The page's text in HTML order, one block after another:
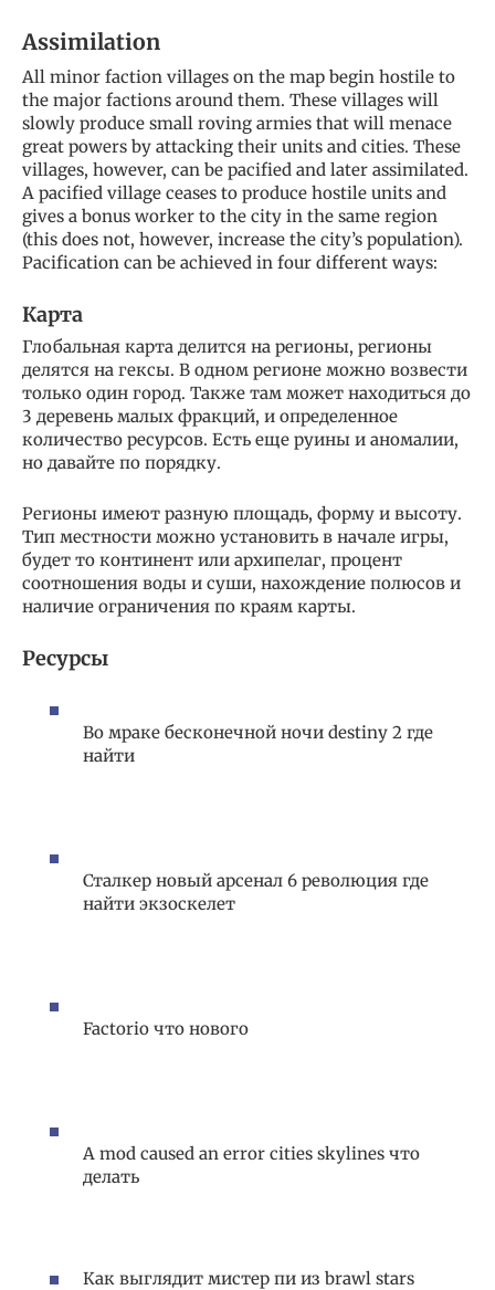
Assimilation
All minor faction villages on the map begin hostile to
the major factions around them. These villages will
slowly produce small roving armies that will menace
great powers by attacking their units and cities. These
villages, however, can be pacified and later assimilated.
A pacified village ceases to produce hostile units and
gives a bonus worker to the city in the same region
(this does not, however, increase the city’s population).
Pacification can be achieved in four different ways:
Карта
Глобальная карта делится на регионы, регионы
делятся на гексы. В одном регионе можно возвести
только один город. Также там может находиться до
3 деревень малых фракций, и определенное
количество ресурсов. Есть еще руины и аномалии,
но давайте по порядку.
Регионы имеют разную площадь, форму и высоту.
Тип местности можно установить в начале игры,
будет то континент или архипелаг, процент
соотношения воды и суши, нахождение полюсов и
наличие ограничения по краям карты.
Ресурсы
Во мраке бесконечной ночи destiny 2 где
найти
Сталкер новый арсенал 6 революция где
найти экзоскелет
Factorio что нового
A mod caused an error cities skylines что
делать
Как выглядит мистер пи из brawl stars